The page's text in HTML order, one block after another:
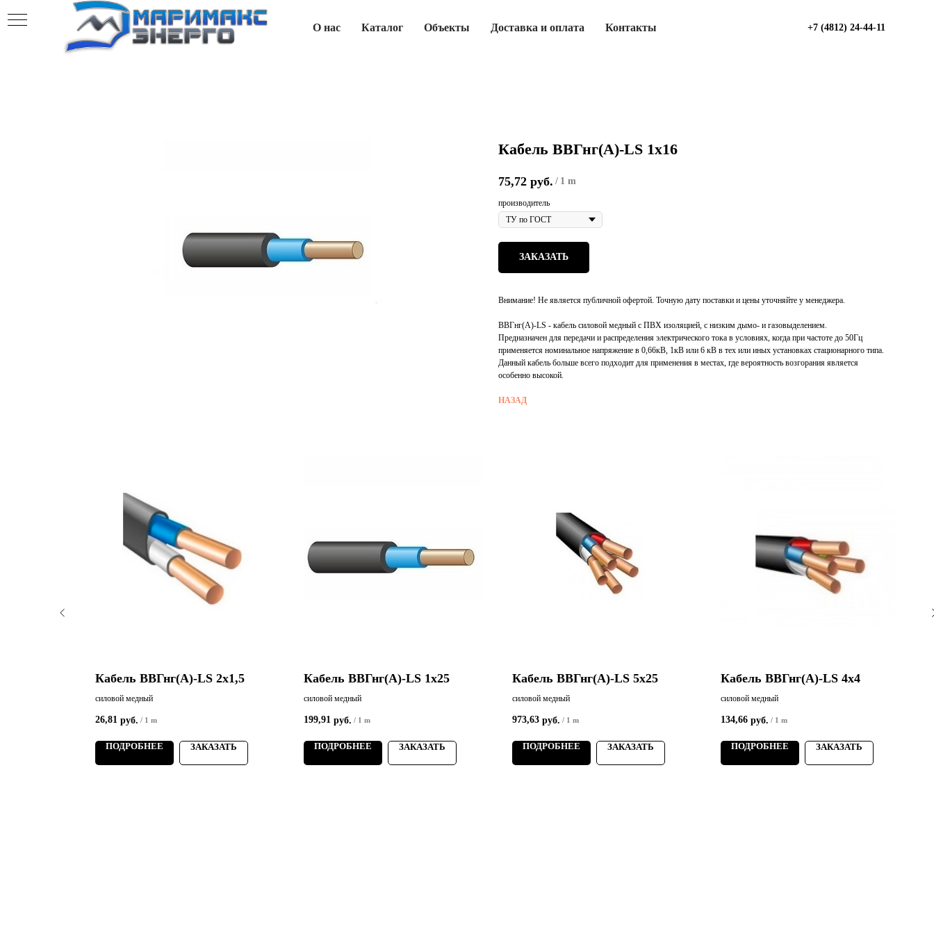
О нас Каталог Объекты Доставка и оплата Контакты +7 (4812) 24-44-11
Кабель ВВГнг(А)-LS 1х16
75,72 руб. / 1 m
производитель
ЗАКАЗАТЬ
Внимание! Не является публичной офертой. Точную дату поставки и цены уточняйте у менеджера.
ВВГнг(А)-LS - кабель силовой медный с ПВХ изоляцией, с низким дымо- и газовыделением.
Предназначен для передачи и распределения электрического тока в условиях, когда при частоте до 50Гц
применяется номинальное напряжение в 0,66кВ, 1кВ или 6 кВ в тех или иных установках стационарного типа.
Данный кабель больше всего подходит для применения в местах, где вероятность возгорания является
особенно высокой.
НАЗАД
Кабель ВВГнг(А)-LS 2х1,5
силовой медный
26,81 руб. / 1 m
ПОДРОБНЕЕ ЗАКАЗАТЬ
Кабель ВВГнг(А)-LS 1х25
силовой медный
199,91 руб. / 1 m
ПОДРОБНЕЕ ЗАКАЗАТЬ
Кабель ВВГнг(А)-LS 5х25
силовой медный
973,63 руб. / 1 m
ПОДРОБНЕЕ ЗАКАЗАТЬ
Кабель ВВГнг(А)-LS 4х4
силовой медный
134,66 руб. / 1 m
ПОДРОБНЕЕ ЗАКАЗАТЬ